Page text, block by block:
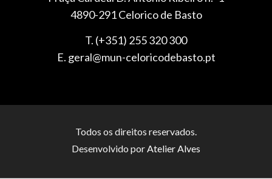
4890-291 Celorico de Basto
T. (+351) 255 320 300
E. geral@mun-celoricodebasto.pt
Todos os direitos reservados.
Desenvolvido por Atelier Alves